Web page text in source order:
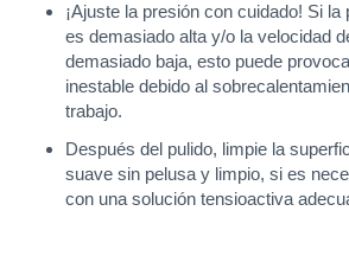
¡Ajuste la presión con cuidado! Si
es demasiado alta y/o la velocidad
demasiado baja, esto puede
inestable debido al
trabajo.
Después del pulido, limpie la
suave sin pelusa y limpio, si es
con una solución tensioactiva